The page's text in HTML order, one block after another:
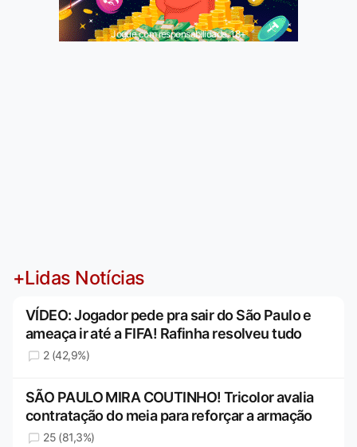
Jogue com responsabilidade. 18+
+Lidas Notícias
VÍDEO: Jogador pede pra sair do São Paulo e
ameaça ir até a FIFA! Rafinha resolveu tudo
2 (42,9%)
SÃO PAULO MIRA COUTINHO! Tricolor avalia
contratação do meia para reforçar a armação
25 (81,3%)